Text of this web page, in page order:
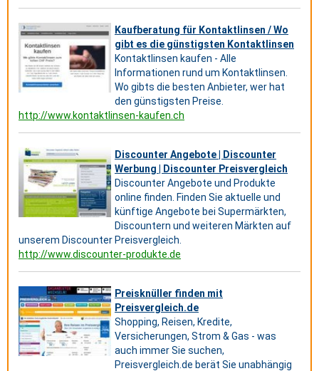
Kaufberatung für Kontaktlinsen / Wo
gibt es die günstigsten Kontaktlinsen
Kontaktlinsen kaufen - Alle
Informationen rund um Kontaktlinsen.
Wo gibts die besten Anbieter, wer hat
den günstigsten Preise.
http://www.kontaktlinsen-kaufen.ch
Discounter Angebote | Discounter
Werbung | Discounter Preisvergleich
Discounter Angebote und Produkte
online finden. Finden Sie aktuelle und
künftige Angebote bei Supermärkten,
Discountern und weiteren Märkten auf
unserem Discounter Preisvergleich.
http://www.discounter-produkte.de
Preisknüller finden mit
Preisvergleich.de
Shopping, Reisen, Kredite,
Versicherungen, Strom & Gas - was
auch immer Sie suchen,
Preisvergleich.de berät Sie unabhängig